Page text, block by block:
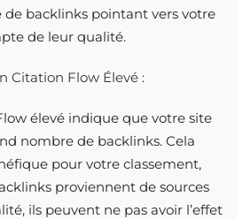
backlinks pointant vers votre
de leur qualité.
Citation Flow Élevé :
élevé indique que votre site
nombre de backlinks. Cela
pour votre classement,
proviennent de sources
ils peuvent ne pas avoir l’effet